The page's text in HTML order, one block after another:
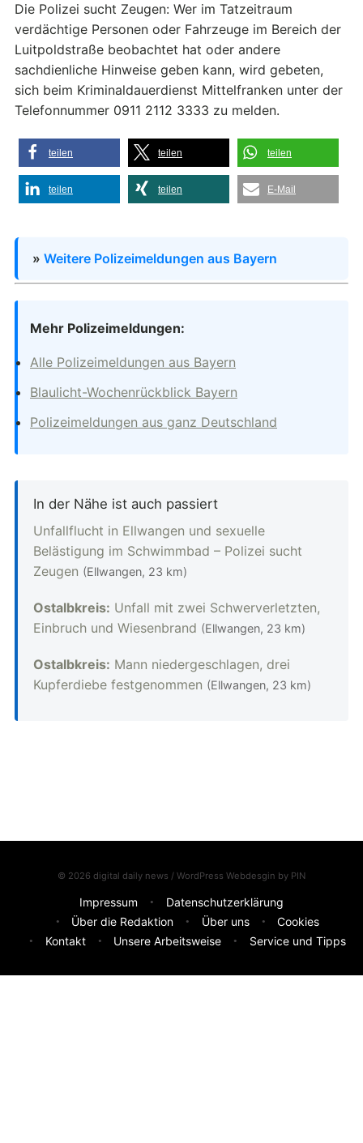
Die Polizei sucht Zeugen: Wer im Tatzeitraum
verdächtige Personen oder Fahrzeuge im Bereich der
Luitpoldstraße beobachtet hat oder andere
sachdienliche Hinweise geben kann, wird gebeten,
sich beim Kriminaldauerdienst Mittelfranken unter der
Telefonnummer 0911 2112 3333 zu melden.
teilen teilen teilen
teilen teilen E-Mail
» Weitere Polizeimeldungen aus Bayern
Mehr Polizeimeldungen:
Alle Polizeimeldungen aus Bayern
Blaulicht-Wochenrückblick Bayern
Polizeimeldungen aus ganz Deutschland
In der Nähe ist auch passiert
Unfallflucht in Ellwangen und sexuelle
Belästigung im Schwimmbad – Polizei sucht
Zeugen (Ellwangen, 23 km)
Ostalbkreis: Unfall mit zwei Schwerverletzten,
Einbruch und Wiesenbrand (Ellwangen, 23 km)
Ostalbkreis: Mann niedergeschlagen, drei
Kupferdiebe festgenommen (Ellwangen, 23 km)
© 2026 digital daily news / WordPress Webdesgin by PIN
Impressum
Datenschutzerklärung
Über die Redaktion
Über uns
Cookies
Kontakt
Unsere Arbeitsweise Service und Tipps